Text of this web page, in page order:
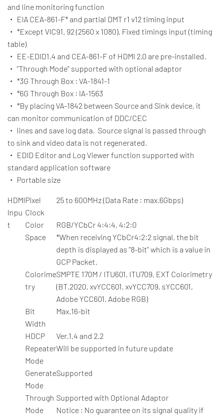
and line monitoring function
・ EIA CEA-861-F* and partial DMT r1 v12 timing input
・ *Except VIC91, 92 (2560 x 1080). Fixed timings input (timing
table)
・ EE-EDID1.4 and CEA-861-F of HDMI 2.0 are pre-installed.
・ "Through Mode" supported with optional adaptor
・ *3G Through Box : VA-1841-1
・ *6G Through Box : IA-1563
・ *By placing VA-1842 between Source and Sink device, it
can monitor communication of DDC/CEC
・ lines and save log data. Source signal is passed through
to sink and video data is not regenerated.
・ EDID Editor and Log Viewer function supported with
standard application software
・ Portable size
HDMI
Inpu
t
Pixel
Clock
25 to 600MHz (Data Rate : max.6Gbps)
Color
Space
RGB/YCbCr 4:4:4, 4:2:0
*When receiving YCbCr4:2:2 signal, the bit
depth is displayed as "8-bit" which is a value in
GCP Packet.
Colorime
try
SMPTE 170M / ITU601, ITU709, EXT Colorimetry
(BT.2020, xvYCC601, xvYCC709, sYCC601,
Adobe YCC601, Adobe RGB)
Bit
Width
Max.16-bit
HDCP
Ver.1.4 and 2.2
Repeater
Mode
Will be supported in future update
Generate
Mode
Supported
Through
Mode
Supported with Optional Adaptor
Notice : No guarantee on its signal quality if